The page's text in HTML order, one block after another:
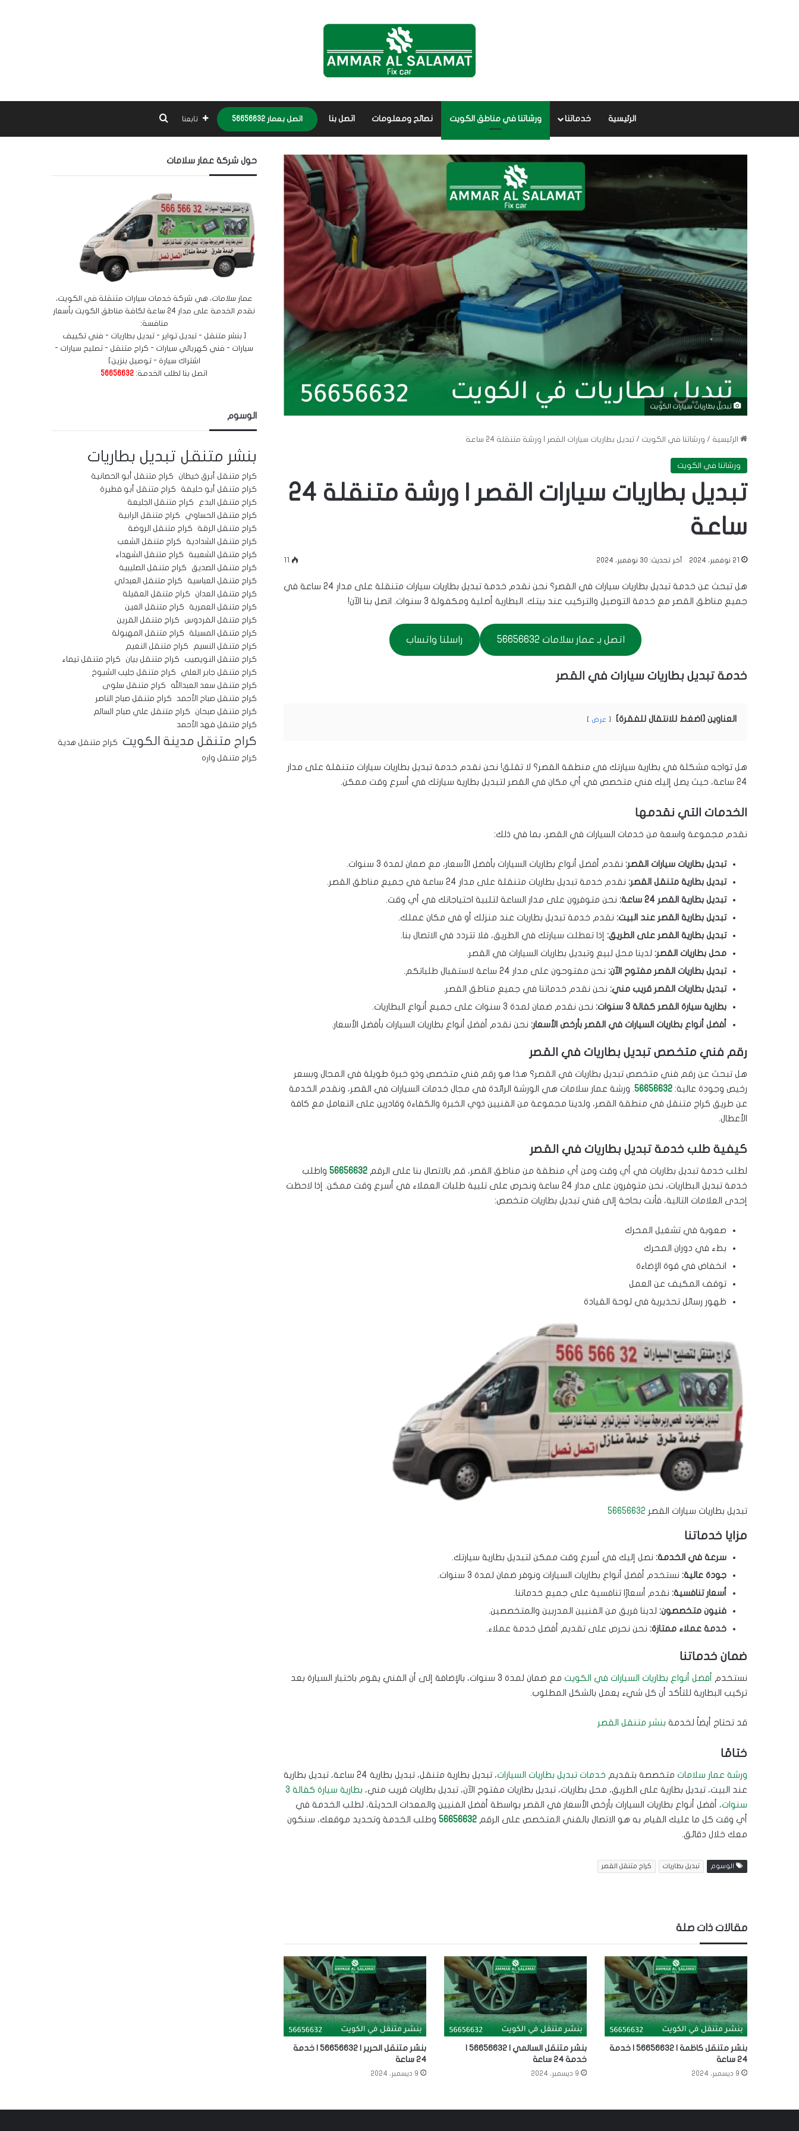
الرئيسية خدماتنا ورشاتنا في مناطق الكويت نصائح ومعلومات اتصل بنا اتصل بعمار 56656632 تابعنا بحث عن
تبديل بطاريات سيارات الكويت
الرئيسية / ورشاتنا في الكويت / تبديل بطاريات سيارات القصر | ورشة متنقلة 24 ساعة
ورشاتنا في الكويت
تبديل بطاريات سيارات القصر | ورشة متنقلة 24
ساعة
21 نوفمبر، 2024 آخر تحديث: 30 نوفمبر، 2024 11
هل تبحث عن خدمة تبديل بطاريات سيارات في القصر؟ نحن نقدم خدمة تبديل بطاريات سيارات متنقلة على مدار 24 ساعة في
جميع مناطق القصر مع خدمة التوصيل والتركيب عند بيتك. البطارية أصلية ومكفولة 3 سنوات. اتصل بنا الآن!
اتصل بـ عمار سلامات 56656632 راسلنا واتساب
خدمة تبديل بطاريات سيارات في القصر
العناوين [اضغط للانتقال للفقرة] عرض
هل تواجه مشكلة في بطارية سيارتك في منطقة القصر؟ لا تقلق! نحن نقدم خدمة تبديل بطاريات سيارات متنقلة على مدار
24 ساعة، حيث يصل إليك فني متخصص في أي مكان في القصر لتبديل بطارية سيارتك في أسرع وقت ممكن.
الخدمات التي نقدمها
نقدم مجموعة واسعة من خدمات السيارات في القصر، بما في ذلك:
تبديل بطاريات سيارات القصر: نقدم أفضل أنواع بطاريات السيارات بأفضل الأسعار، مع ضمان لمدة 3 سنوات.
تبديل بطارية متنقل القصر: نقدم خدمة تبديل بطاريات متنقلة على مدار 24 ساعة في جميع مناطق القصر.
تبديل بطارية القصر 24 ساعة:
نحن متوفرون على مدار الساعة لتلبية احتياجاتك في أي وقت.
تبديل بطارية القصر عند البيت: نقدم خدمة تبديل بطاريات عند منزلك أو في مكان عملك.
تبديل بطارية القصر على الطريق: إذا تعطلت سيارتك في الطريق، فلا تتردد في الاتصال بنا.
محل بطاريات القصر: لدينا محل لبيع وتبديل بطاريات السيارات في القصر.
تبديل بطاريات القصر مفتوح الآن: نحن مفتوحون على مدار 24 ساعة لاستقبال طلباتكم.
تبديل بطاريات القصر قريب مني: نحن نقدم خدماتنا في جميع مناطق القصر.
بطارية سيارة القصر كفالة 3 سنوات:
نحن نقدم ضمان لمدة 3 سنوات على جميع أنواع البطاريات.
أفضل أنواع بطاريات السيارات في القصر بأرخص الأسعار: نحن نقدم أفضل أنواع بطاريات السيارات بأفضل الأسعار.
رقم فني متخصص تبديل بطاريات في القصر
هل تبحث عن رقم فني متخصص تبديل بطاريات في القصر؟ هذا هو رقم فني متخصص وذو خبرة طويلة في المجال وبسعر
رخيص وجودة عالية: 56656632. ورشة عمار سلامات هي الورشة الرائدة في مجال خدمات السيارات في القصر، ونقدم الخدمة
عن طريق كراج متنقل في منطقة القصر، ولدينا مجموعة من الفنيين ذوي الخبرة والكفاءة وقادرين على التعامل مع كافة
الأعطال.
كيفية طلب خدمة تبديل بطاريات في القصر
لطلب خدمة تبديل بطاريات في أي وقت ومن أي منطقة من مناطق القصر، قم بالاتصال بنا على الرقم 56656632 واطلب
خدمة تبديل البطاريات، نحن متوفرون على مدار 24 ساعة ونحرص على تلبية طلبات العملاء في أسرع وقت ممكن. إذا لاحظت
إحدى العلامات التالية، فأنت بحاجة إلى فني تبديل بطاريات متخصص:
صعوبة في تشغيل المحرك
بطء في دوران المحرك
انخفاض في قوة الإضاءة
توقف المكيف عن العمل
ظهور رسائل تحذيرية في لوحة القيادة
تبديل بطاريات سيارات القصر 56656632
مزايا خدماتنا
سرعة في الخدمة: نصل إليك في أسرع وقت ممكن لتبديل بطارية سيارتك.
جودة عالية: نستخدم أفضل أنواع بطاريات السيارات ونوفر ضمان لمدة 3 سنوات.
أسعار تنافسية: نقدم أسعارًا تنافسية على جميع خدماتنا.
فنيون متخصصون: لدينا فريق من الفنيين المدربين والمتخصصين.
خدمة عملاء ممتازة: نحن نحرص على تقديم أفضل خدمة عملاء.
ضمان خدماتنا
نستخدم أفضل أنواع بطاريات السيارات في الكويت
مع ضمان لمدة 3 سنوات، بالإضافة إلى أن الفني يقوم باختبار السيارة بعد
تركيب البطارية للتأكد أن كل شيء يعمل بالشكل المطلوب.
قد تحتاج أيضاً لخدمة بنشر متنقل القصر
ختامًا
ورشة عمار سلامات متخصصة بتقديم خدمات تبديل بطاريات السيارات
، تبديل بطارية متنقل، تبديل بطارية 24 ساعة، تبديل بطارية
عند البيت، تبديل بطارية على الطريق، محل بطاريات، تبديل بطاريات مفتوح الآن، تبديل بطاريات قريب مني،
بطارية سيارة كفالة 3
سنوات، أفضل أنواع بطاريات السيارات بأرخص الأسعار في القصر بواسطة أفضل الفنيين والمعدات الحديثة، لطلب الخدمة في
أي وقت كل ما عليك القيام به هو الاتصال بالفني المتخصص على الرقم 56656632 وطلب الخدمة وتحديد موقعك، سنكون
معك خلال دقائق.
الوسوم تبديل بطاريات كراج متنقل القصر
مقالات ذات صلة
بنشر متنقل كاظمة | 56656632 | خدمة
24 ساعة
9 ديسمبر، 2024
بنشر متنقل السالمي | 56656632 |
خدمة 24 ساعة
9 ديسمبر، 2024
بنشر متنقل الحرير | 56656632 | خدمة
24 ساعة
9 ديسمبر، 2024
حول شركة عمار سلامات
عمار سلامات، هي شركة خدمات سيارات متنقلة في الكويت،
نقدم الخدمة على مدار 24 ساعة لكافة مناطق الكويت بأسعار
منافسة:
[ بنشر متنقل - تبديل تواير - تبديل بطاريات - فني تكييف
سيارات - فني كهربائي سيارات - كراج متنقل - تصليح سيارات -
اشتراك سيارة - توصيل بنزين]
اتصل بنا لطلب الخدمة: 56656632
الوسوم
بنشر متنقل تبديل بطاريات
كراج متنقل أبرق خيطان
كراج متنقل أبو الحصانية
كراج متنقل أبو حليفة
كراج متنقل أبو فطيرة
كراج متنقل البدع
كراج متنقل الجليعة
كراج متنقل الحساوي
كراج متنقل الرابية
كراج متنقل الرقة
كراج متنقل الروضة
كراج متنقل الشدادية
كراج متنقل الشعب
كراج متنقل الشعيبة
كراج متنقل الشهداء
كراج متنقل الصديق
كراج متنقل الصليبية
كراج متنقل العباسية
كراج متنقل العبدلي
كراج متنقل العدان
كراج متنقل العقيلة
كراج متنقل العمرية
كراج متنقل العين
كراج متنقل الفردوس
كراج متنقل القرين
كراج متنقل المسيلة
كراج متنقل المهبولة
كراج متنقل النسيم
كراج متنقل النعيم
كراج متنقل النويصيب
كراج متنقل بيان
كراج متنقل تيماء
كراج متنقل جابر العلي
كراج متنقل جليب الشيوخ
كراج متنقل سعد العبدالله
كراج متنقل سلوى
كراج متنقل صباح الأحمد
كراج متنقل صباح الناصر
كراج متنقل صبحان
كراج متنقل علي صباح السالم
كراج متنقل فهد الأحمد
كراج متنقل مدينة الكويت
كراج متنقل هدية
كراج متنقل واره